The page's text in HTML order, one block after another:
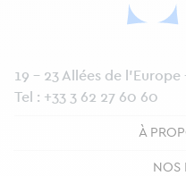
19 - 23 Allées de
Tel : +33 3 62 27 60 60
À
NOS